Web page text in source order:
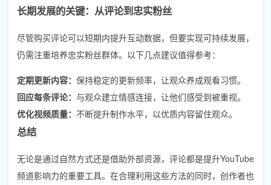
长期发展的关键：从评论到忠实粉丝
尽管购买评论可以短期内提升互动数据，但要实现可持续发展，
仍需注重培养忠实粉丝群体。以下几点建议值得参考：
定期更新内容： 保持稳定的更新频率，让观众养成观看习惯。
回应每条评论： 与观众建立情感连接，让他们感受到被重视。
优化视频质量： 不断提升制作水平，以优质内容留住观众。
总结
无论是通过自然方式还是借助外部资源，评论都是提升YouTube
频道影响力的重要工具。在合理利用这些方法的同时，创作者也